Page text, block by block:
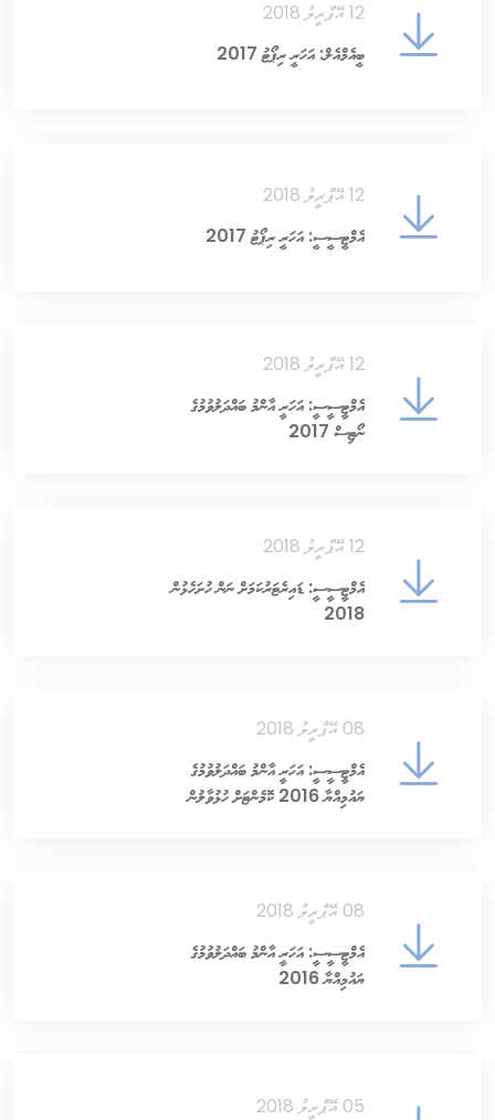
12 އޭޕްރީލު 2018
ބީއެމްއެލް: އަހަރީ ރިޕޯޓު 2017
12 އޭޕްރީލު 2018
އެމްޓީސީސީ: އަހަރީ ރިޕޯޓު 2017
12 އޭޕްރީލު 2018
އެމްޓީސީސީ: އަހަރީ އާންމު ބައްދަލުވުމުގެ
ނޯޓިސް 2017
12 އޭޕްރީލު 2018
އެމްޓީސީސީ: ޑައިރެޓަރުކަމަށް ނަން ހުށަހެޅުން
2018
08 އޭޕްރީލު 2018
އެމްޓީސީސީ: އަހަރީ އާންމު ބައްދަލުވުމުގެ
ޔައުމިއްޔާ 2016 ކޮމެންޓަށް ހުޅުވާލުން
08 އޭޕްރީލު 2018
އެމްޓީސީސީ: އަހަރީ އާންމު ބައްދަލުވުމުގެ
ޔައުމިއްޔާ 2016
05 އޭޕްރީލު 2018